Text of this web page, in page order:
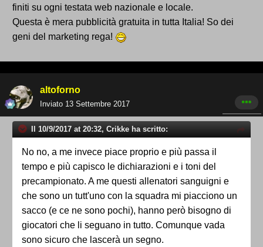
finiti su ogni testata web nazionale e locale.
Questa è mera pubblicità gratuita in tutta Italia! So dei
geni del marketing rega!
altoforno
Inviato 13 Settembre 2017
Il 10/9/2017 at 20:32, Crikke ha scritto:
No no, a me invece piace proprio e più passa il
tempo e più capisco le dichiarazioni e i toni del
precampionato. A me questi allenatori sanguigni e
che sono un tutt'uno con la squadra mi piacciono un
sacco (e ce ne sono pochi), hanno però bisogno di
giocatori che li seguano in tutto. Comunque vada
sono sicuro che lascerà un segno.